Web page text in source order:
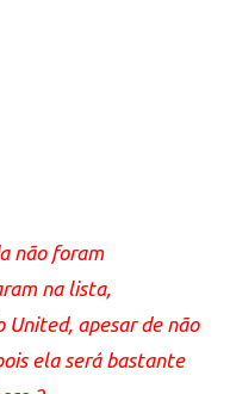
não foram
na lista,
United, apesar de não
ela será bastante